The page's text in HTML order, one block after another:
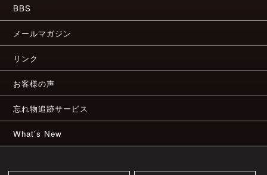
BBS
メールマガジン
リンク
お客様の声
忘れ物追跡サービス
What's New